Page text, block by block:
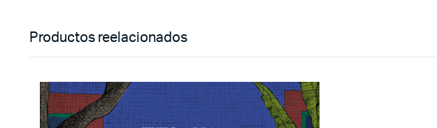
Productos reelacionados